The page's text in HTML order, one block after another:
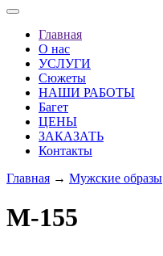
Toggle
navigationГлавная
О нас
УСЛУГИ
Сюжеты
НАШИ РАБОТЫ
Багет
ЦЕНЫ
ЗАКАЗАТЬ
Контакты
Главная → Мужские образы
M-155